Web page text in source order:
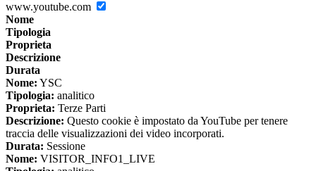
www.youtube.com
Nome
Tipologia
Proprieta
Descrizione
Durata
Nome: YSC
Tipologia: analitico
Proprieta: Terze Parti
Descrizione: Questo cookie è impostato da YouTube per tenere
traccia delle visualizzazioni dei video incorporati.
Durata: Sessione
Nome: VISITOR_INFO1_LIVE